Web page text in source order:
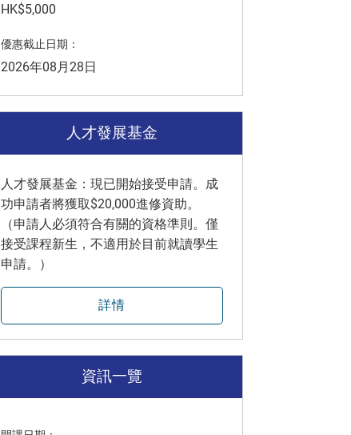
HK$5,000
優惠截止日期：
2026年08月28日
人才發展基金
人才發展基金：現已開始接受申請。成
功申請者將獲取$20,000進修資助。
（申請人必須符合有關的資格準則。僅
接受課程新生，不適用於目前就讀學生
申請。）
詳情
資訊一覽